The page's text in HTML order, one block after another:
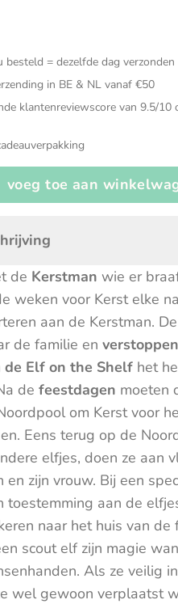
Sensorisch speelgoed
Spellen
besteld = dezelfde dag verzonden
in BE & NL vanaf €50
klantenreviewscore van 9.5/10
de Kerstman wie er
weken voor Kerst elke
aan de Kerstman.
de familie en verstoppen
de Elf on the Shelf het
de feestdagen moeten
om Kerst voor
Eens terug op de
elfjes, doen ze aan
en zijn vrouw. Bij een
toestemming aan de
naar het huis van
scout elf zijn magie
Als ze veilig
wel gewoon verplaatst